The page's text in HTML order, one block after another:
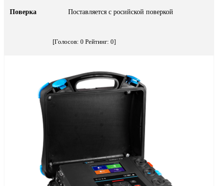
Поверка Поставляется с росийской поверкой
[Голосов: 0 Рейтинг: 0]